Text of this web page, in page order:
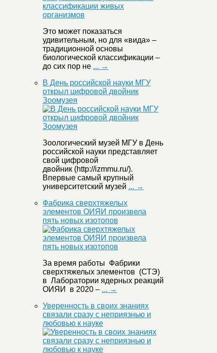
Это может показаться
удивительным, но для «вида» –
традиционной основы
биологической классификации –
до сих пор не ... →
В День российской науки МГУ
открыл цифровой двойник
Зоомузея
Зоологический музей МГУ в День
российской науки представляет
свой цифровой
двойник (http://izmmu.ru/).
Впервые самый крупный
университетский музей ... →
Фабрика сверхтяжелых
элементов ОИЯИ произвела
пять новых изотопов
За время работы Фабрики
сверхтяжелых элементов (СТЭ)
в Лаборатории ядерных реакций
ОИЯИ в 2020 – ... →
Уверенность в своих знаниях
связали сразу с неприязнью и
любовью к науке